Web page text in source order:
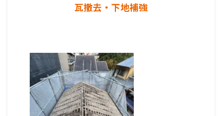
瓦撤去・下地補強